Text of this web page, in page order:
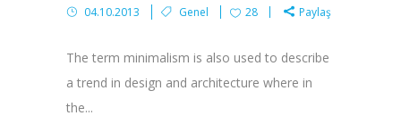
04.10.2013 Genel 28 Paylaş
The term minimalism is also used to describe
a trend in design and architecture where in
the...